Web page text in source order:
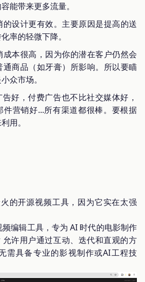
能带来更多流量。
设计更有效。主要原因是提高的送
率的轻微下降。
本很高，因为你的潜在客户仍然会
商品（如牙膏）所影响。所以要瞄
众市场。
好，付费广告也不比社交媒体好，
件营销好...所有渠道都很棒。要根据
用。
的开源视频工具，因为它实在太强
编辑工具，专为 AI 时代的电影制作
许用户通过互动、迭代和直观的方
需具备专业的影视制作或AI工程技